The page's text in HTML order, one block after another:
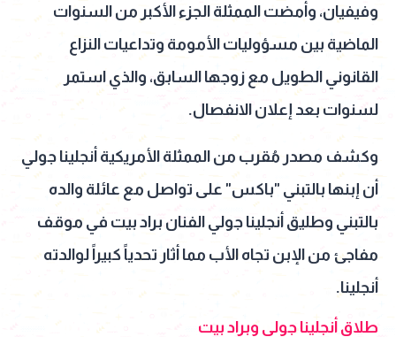
وفيفيان، وأمضت الممثلة الجزء الأكبر من السنوات
الماضية بين مسؤوليات الأمومة وتداعيات النزاع
القانوني الطويل مع زوجها السابق، والذي استمر
لسنوات بعد إعلان الانفصال.
وكشف مصدر مُقرب من الممثلة الأمريكية أنجلينا جولي
أن إبنها بالتبني "باكس" على تواصل مع عائلة والده
بالتبني وطليق أنجلينا جولي الفنان براد بيت في موقف
مفاجئ من الإبن تجاه الأب مما أثار تحدياً كبيراً لوالدته
أنجلينا.
طلاق أنجلينا جولي وبراد بيت